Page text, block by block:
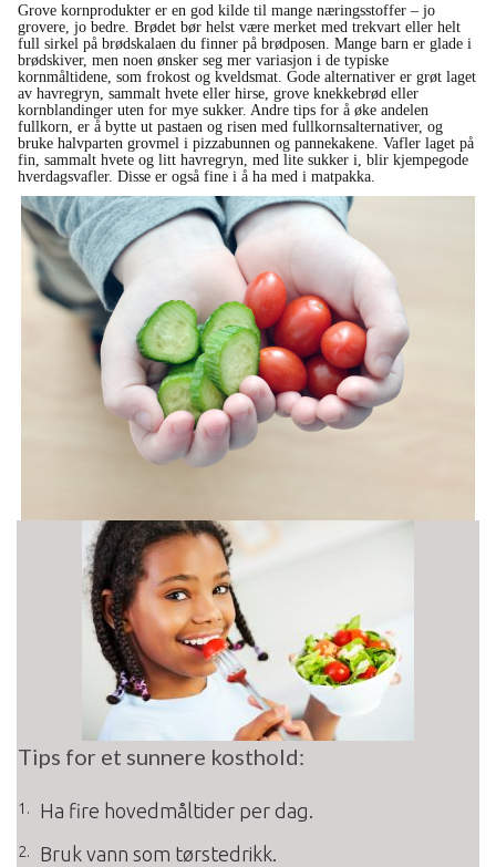
Grove kornprodukter er en god kilde til mange næringsstoffer – jo
grovere, jo bedre. Brødet bør helst være merket med trekvart eller helt
full sirkel på brødskalaen du finner på brødposen. Mange barn er glade i
brødskiver, men noen ønsker seg mer variasjon i de typiske
kornmåltidene, som frokost og kveldsmat. Gode alternativer er grøt laget
av havregryn, sammalt hvete eller hirse, grove knekkebrød eller
kornblandinger uten for mye sukker. Andre tips for å øke andelen
fullkorn, er å bytte ut pastaen og risen med fullkornsalternativer, og
bruke halvparten grovmel i pizzabunnen og pannekakene. Vafler laget på
fin, sammalt hvete og litt havregryn, med lite sukker i, blir kjempegode
hverdagsvafler. Disse er også fine i å ha med i matpakka.
Tips for et sunnere kosthold:
Ha fire hovedmåltider per dag.
Bruk vann som tørstedrikk.